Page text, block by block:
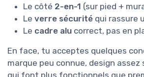
Le côté 2-en-1 (sur pied +
Le verre sécurité qui rassure
Le cadre alu correct, pas en
En face, tu acceptes quelques
marque peu connue, design